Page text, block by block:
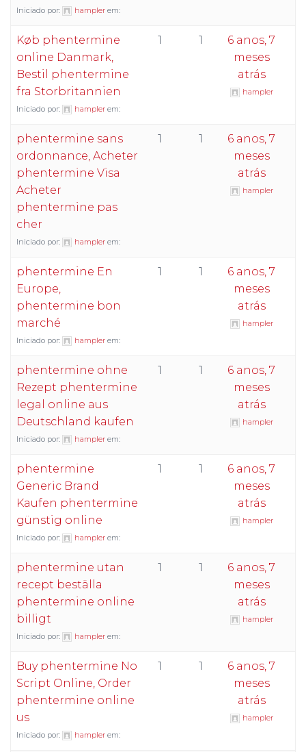
Iniciado por: hampler em:
Køb phentermine
online Danmark,
Bestil phentermine
fra Storbritannien
Iniciado por: hampler em:
1 1
6 anos, 7
meses
atrás
hampler
phentermine sans
ordonnance, Acheter
phentermine Visa
Acheter
phentermine pas
cher
Iniciado por: hampler em:
1 1
6 anos, 7
meses
atrás
hampler
phentermine En
Europe,
phentermine bon
marché
Iniciado por: hampler em:
1 1
6 anos, 7
meses
atrás
hampler
phentermine ohne
Rezept phentermine
legal online aus
Deutschland kaufen
Iniciado por: hampler em:
1 1
6 anos, 7
meses
atrás
hampler
phentermine
Generic Brand
Kaufen phentermine
günstig online
Iniciado por: hampler em:
1 1
6 anos, 7
meses
atrás
hampler
phentermine utan
recept beställa
phentermine online
billigt
Iniciado por: hampler em:
1 1
6 anos, 7
meses
atrás
hampler
Buy phentermine No
Script Online, Order
phentermine online
us
Iniciado por: hampler em:
1 1
6 anos, 7
meses
atrás
hampler